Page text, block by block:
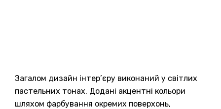
Загалом дизайн інтер’єру виконаний у світлих
пастельних тонах. Додані акцентні кольори
шляхом фарбування окремих поверхонь,